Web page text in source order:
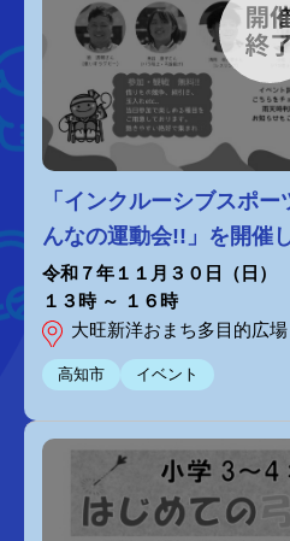
「インクルーシブスポ
んなの運動会!!」を開催
令和７年１１月３０日（日）
１３時 ～ １６時
大旺新洋おまち多目的広
高知市 イベント